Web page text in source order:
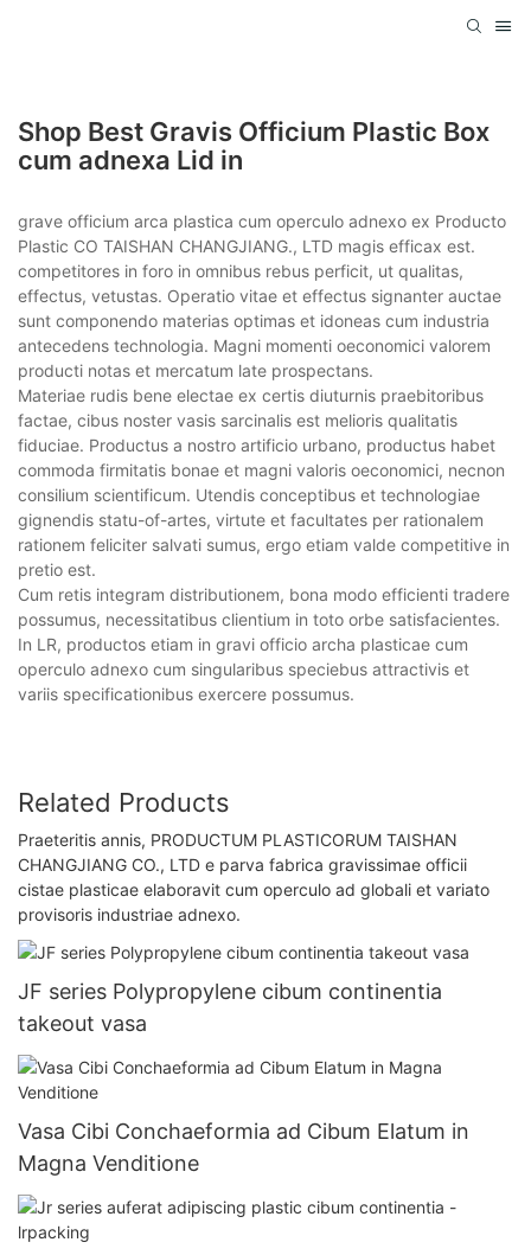
Shop Best Gravis Officium Plastic Box
cum adnexa Lid in
grave officium arca plastica cum operculo adnexo ex Producto
Plastic CO TAISHAN CHANGJIANG., LTD magis efficax est.
competitores in foro in omnibus rebus perficit, ut qualitas,
effectus, vetustas. Operatio vitae et effectus signanter auctae
sunt componendo materias optimas et idoneas cum industria
antecedens technologia. Magni momenti oeconomici valorem
producti notas et mercatum late prospectans.
Materiae rudis bene electae ex certis diuturnis praebitoribus
factae, cibus noster vasis sarcinalis est melioris qualitatis
fiduciae. Productus a nostro artificio urbano, productus habet
commoda firmitatis bonae et magni valoris oeconomici, necnon
consilium scientificum. Utendis conceptibus et technologiae
gignendis statu-of-artes, virtute et facultates per rationalem
rationem feliciter salvati sumus, ergo etiam valde competitive in
pretio est.
Cum retis integram distributionem, bona modo efficienti tradere
possumus, necessitatibus clientium in toto orbe satisfacientes.
In LR, productos etiam in gravi officio archa plasticae cum
operculo adnexo cum singularibus speciebus attractivis et
variis specificationibus exercere possumus.
Related Products
Praeteritis annis, PRODUCTUM PLASTICORUM TAISHAN
CHANGJIANG CO., LTD e parva fabrica gravissimae officii
cistae plasticae elaboravit cum operculo ad globali et variato
provisoris industriae adnexo.
JF series Polypropylene cibum continentia
takeout vasa
Vasa Cibi Conchaeformia ad Cibum Elatum in
Magna Venditione